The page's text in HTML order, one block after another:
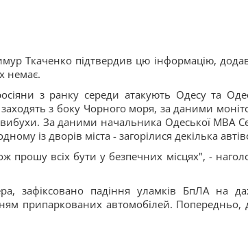
Ткаченко підтвердив цю інформацію,
немає.
з ранку середи атакують Одесу та
з боку Чорного моря, за даними
За даними начальника Одеської МВА
із дворів міста - загорілися декілька
прошу всіх бути у безпечних місцях", -
зафіксовано падіння уламків БпЛА на
припаркованих автомобілей. Попередньо,